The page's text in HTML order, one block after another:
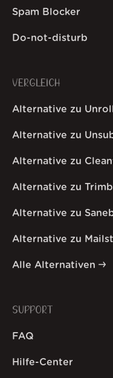
Spam Blocker
Do-not-disturb
VERGLEICH
Alternative zu
Alternative zu
Alternative zu
Alternative zu
Alternative zu
Alternative zu
Alle Alternativen
SUPPORT
FAQ
Hilfe-Center